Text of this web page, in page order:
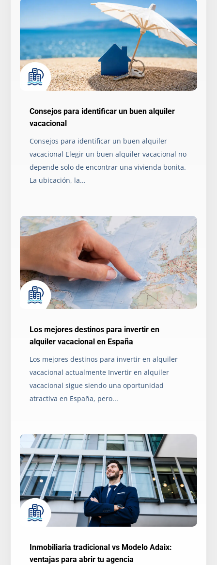
Consejos para identificar un buen alquiler
vacacional
Consejos para identificar un buen alquiler
vacacional Elegir un buen alquiler vacacional no
depende solo de encontrar una vivienda bonita.
La ubicación, la...
Los mejores destinos para invertir en
alquiler vacacional en España
Los mejores destinos para invertir en alquiler
vacacional actualmente Invertir en alquiler
vacacional sigue siendo una oportunidad
atractiva en España, pero...
Inmobiliaria tradicional vs Modelo Adaix:
ventajas para abrir tu agencia